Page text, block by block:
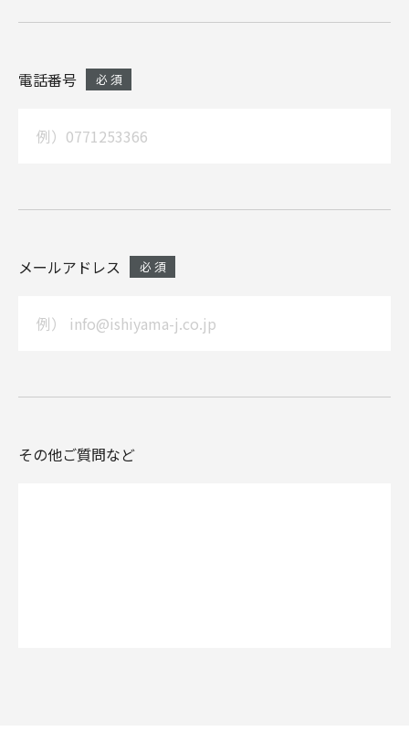
電話番号
メールアドレス
その他ご質問など